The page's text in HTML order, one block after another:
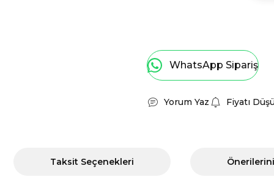
WhatsApp Sipariş
Yorum Yaz Fiyatı
Taksit Seçenekleri